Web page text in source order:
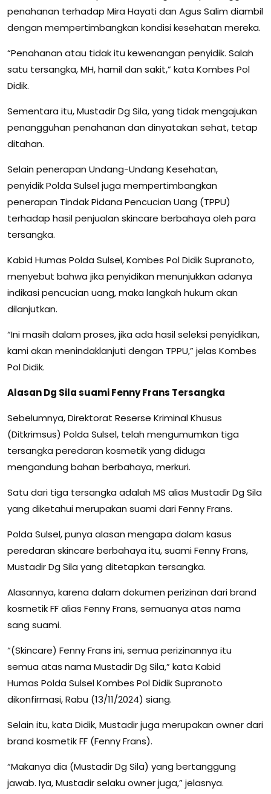
penahanan terhadap Mira Hayati dan Agus Salim diambil
dengan mempertimbangkan kondisi kesehatan mereka.
“Penahanan atau tidak itu kewenangan penyidik. Salah
satu tersangka, MH, hamil dan sakit,” kata Kombes Pol
Didik.
Sementara itu, Mustadir Dg Sila, yang tidak mengajukan
penangguhan penahanan dan dinyatakan sehat, tetap
ditahan.
Selain penerapan Undang-Undang Kesehatan,
penyidik Polda Sulsel juga mempertimbangkan
penerapan Tindak Pidana Pencucian Uang (TPPU)
terhadap hasil penjualan skincare berbahaya oleh para
tersangka.
Kabid Humas Polda Sulsel, Kombes Pol Didik Supranoto,
menyebut bahwa jika penyidikan menunjukkan adanya
indikasi pencucian uang, maka langkah hukum akan
dilanjutkan.
“Ini masih dalam proses, jika ada hasil seleksi penyidikan,
kami akan menindaklanjuti dengan TPPU,” jelas Kombes
Pol Didik.
Alasan Dg Sila suami Fenny Frans Tersangka
Sebelumnya, Direktorat Reserse Kriminal Khusus
(Ditkrimsus) Polda Sulsel, telah mengumumkan tiga
tersangka peredaran kosmetik yang diduga
mengandung bahan berbahaya, merkuri.
Satu dari tiga tersangka adalah MS alias Mustadir Dg Sila
yang diketahui merupakan suami dari Fenny Frans.
Polda Sulsel, punya alasan mengapa dalam kasus
peredaran skincare berbahaya itu, suami Fenny Frans,
Mustadir Dg Sila yang ditetapkan tersangka.
Alasannya, karena dalam dokumen perizinan dari brand
kosmetik FF alias Fenny Frans, semuanya atas nama
sang suami.
“(Skincare) Fenny Frans ini, semua perizinannya itu
semua atas nama Mustadir Dg Sila,” kata Kabid
Humas Polda Sulsel Kombes Pol Didik Supranoto
dikonfirmasi, Rabu (13/11/2024) siang.
Selain itu, kata Didik, Mustadir juga merupakan owner dari
brand kosmetik FF (Fenny Frans).
“Makanya dia (Mustadir Dg Sila) yang bertanggung
jawab. Iya, Mustadir selaku owner juga,” jelasnya.